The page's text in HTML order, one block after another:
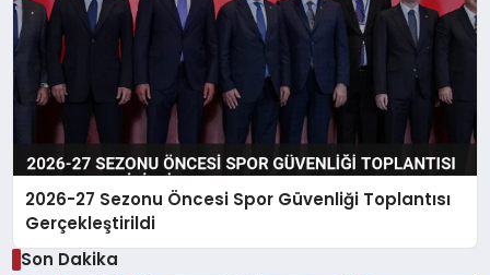
2026-27 Sezonu Öncesi Spor Güvenliği Toplantısı
Gerçekleştirildi
Son Dakika